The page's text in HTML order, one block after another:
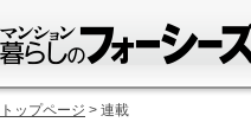
トップページ > 連載